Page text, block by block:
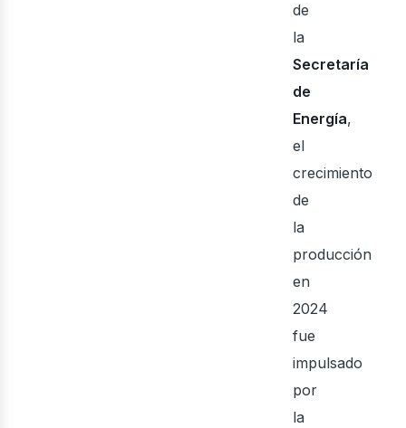
de
la
Secretaría
de
Energía,
el
crecimiento
de
la
producción
en
2024
fue
impulsado
por
la